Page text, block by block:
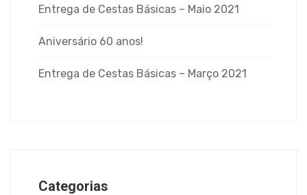
Entrega de Cestas Básicas – Maio 2021
Aniversário 60 anos!
Entrega de Cestas Básicas – Março 2021
Categorias